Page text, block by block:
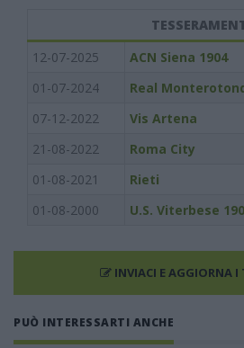
12-07-2025
ACN Siena 1904
01-07-2024
Real
07-12-2022
Vis Artena
21-08-2022
Roma City
01-08-2021
Rieti
01-08-2000
U.S. Viterbese
INVIACI E AGGIORNA
PUÒ INTERESSARTI ANCHE